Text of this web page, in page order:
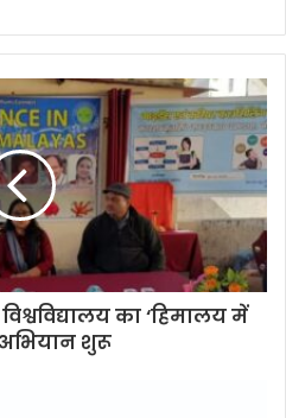
का ‘हिमालय में
अभियान शुरू